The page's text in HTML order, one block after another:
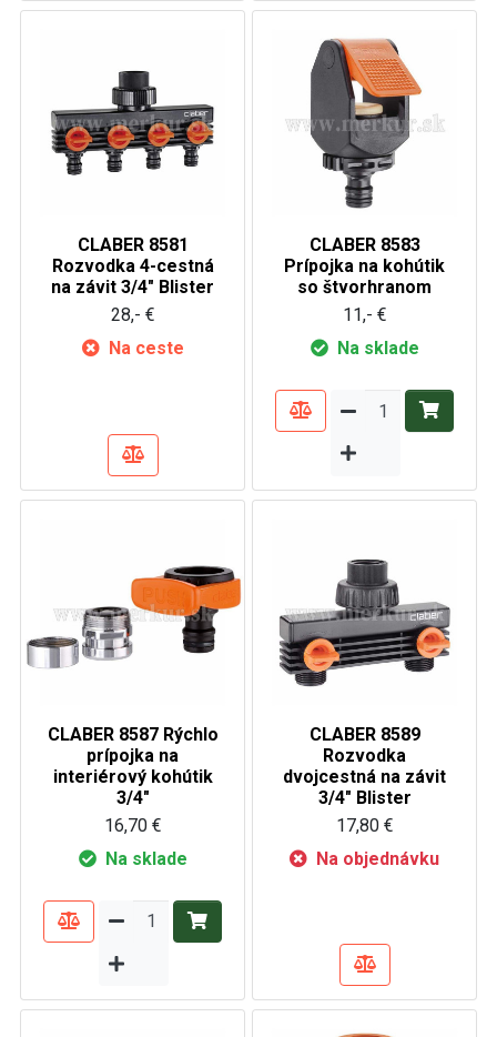
CLABER 8581
Rozvodka 4-cestná
na závit 3/4" Blister
28,- €
Na ceste
CLABER 8583
Prípojka na kohútik
so štvorhranom
11,- €
Na sklade
CLABER 8587 Rýchlo
prípojka na
interiérový kohútik
3/4"
16,70 €
Na sklade
CLABER 8589
Rozvodka
dvojcestná na závit
3/4" Blister
17,80 €
Na objednávku